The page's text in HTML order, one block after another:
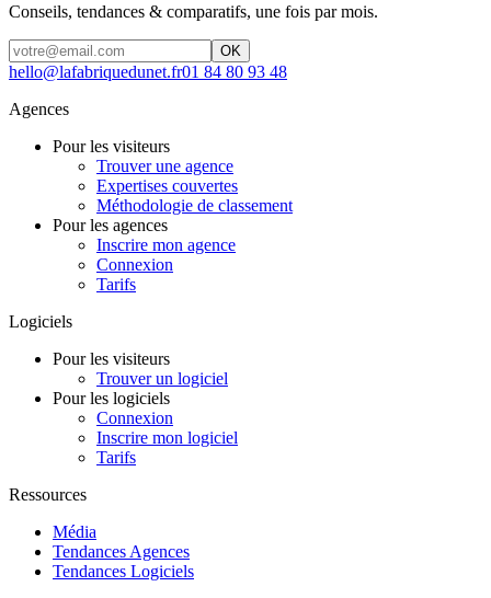
Conseils, tendances & comparatifs, une fois par mois.
OK
hello@lafabriquedunet.fr01 84 80 93 48
Agences
Pour les visiteurs
Trouver une agence
Expertises couvertes
Méthodologie de classement
Pour les agences
Inscrire mon agence
Connexion
Tarifs
Logiciels
Pour les visiteurs
Trouver un logiciel
Pour les logiciels
Connexion
Inscrire mon logiciel
Tarifs
Ressources
Média
Tendances Agences
Tendances Logiciels